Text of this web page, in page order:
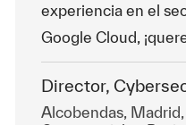
experiencia en el
Google Cloud,
Director,
Emplacement
Alcobendas,